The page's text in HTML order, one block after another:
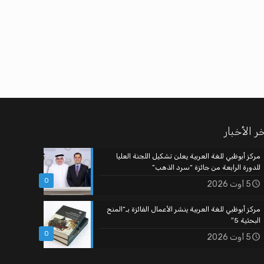
الأخبار
0
مركز أبوظبي للغة العربية يعلن تشكيل اللجنة العليا
للدورة الرابعة من جائزة “سرد الذهب”
5 أوت 2026
0
مركز أبوظبي للغة العربية ينشر الأعمال الفائزة بـ”المنح
البحثية 5″
5 أوت 2026